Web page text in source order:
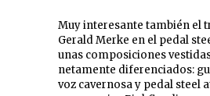
Muy interesante también el
Gerald Merke en el pedal
unas composiciones
netamente diferenciados:
voz cavernosa y pedal steel